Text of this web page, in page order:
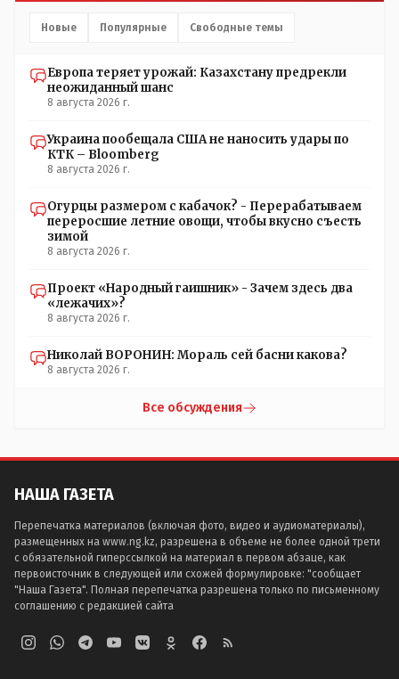
частотности появления в популяции соответствующих
естественный отбор.
Новые Популярные Свободные темы
Европа теряет урожай: Казахстану предрекли
неожиданный шанс
8 августа 2026 г.
Украина пообещала США не наносить удары по
КТК – Bloomberg
8 августа 2026 г.
Огурцы размером с кабачок? - Перерабатываем
переросшие летние овощи, чтобы вкусно съесть
зимой
8 августа 2026 г.
Проект «Народный гаишник» - Зачем здесь два
«лежачих»?
8 августа 2026 г.
Николай ВОРОНИН: Мораль сей басни какова?
8 августа 2026 г.
Все обсуждения
НАША ГАЗЕТА
Перепечатка материалов (включая фото, видео и аудиоматериалы),
размещенных на www.ng.kz, разрешена в объеме не более одной трети
с обязательной гиперссылкой на материал в первом абзаце, как
первоисточник в следующей или схожей формулировке: "сообщает
"Наша Газета". Полная перепечатка разрешена только по письменному
соглашению с редакцией сайта